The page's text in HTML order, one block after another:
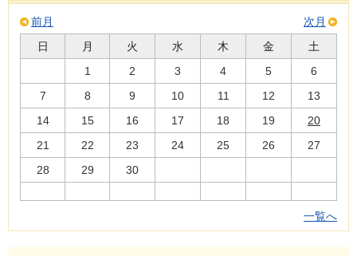
前月
次月
日
月 火 水 木 金
土
1
2 3 4 5
6
7
8 9 10 11 12
13
14
15 16 17 18 19
20
21
22 23 24 25 26
27
28
29 30
一覧へ